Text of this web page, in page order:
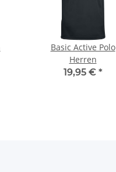
Basic Active Polo
Herren
19,95 € *